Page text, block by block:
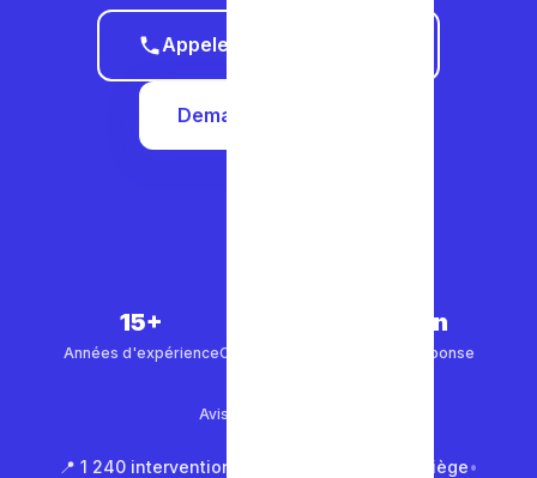
Appeler le 0465 68 51 58
Demander un devis
15+
Années d'expérienceClients satisfaits
30 min
Temps de réponse
Avis Google (500+)
📍 1 240 interventions à Bruxelles 📍 850 à Liège•